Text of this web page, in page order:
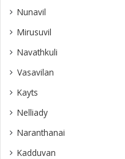
Nunavil
Mirusuvil
Navathkuli
Vasavilan
Kayts
Nelliady
Naranthanai
Kadduvan